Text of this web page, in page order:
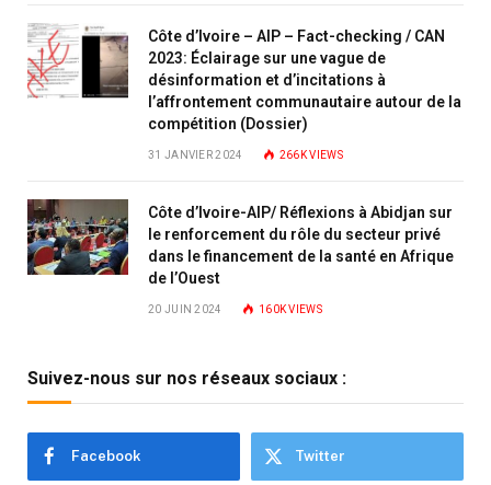
Côte d’Ivoire – AIP – Fact-checking / CAN
2023: Éclairage sur une vague de
désinformation et d’incitations à
l’affrontement communautaire autour de la
compétition (Dossier)
31 JANVIER 2024 266KVIEWS
Côte d’Ivoire-AIP/ Réflexions à Abidjan sur
le renforcement du rôle du secteur privé
dans le financement de la santé en Afrique
de l’Ouest
20 JUIN 2024 160KVIEWS
Suivez-nous sur nos réseaux sociaux :
Facebook Twitter